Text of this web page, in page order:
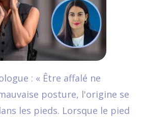
: « Être affalé ne
posture, l'origine se
les pieds. Lorsque le pied